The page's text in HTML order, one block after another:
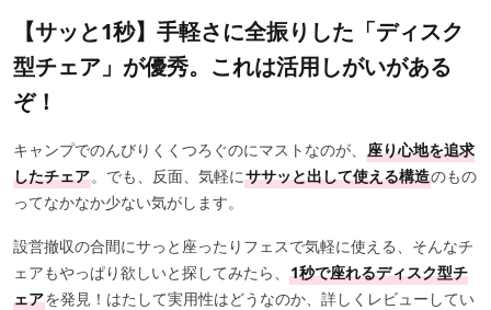
【サッと1秒】手軽さに全振りした「ディスク
型チェア」が優秀。これは活用しがいがある
ぞ！
キャンプでのんびりくくつろぐのにマストなのが、 座り心地を追求
したチェア。でも、反面、気軽にササッと出して使える構造のもの
ってなかなか少ない気がします。
設営撤収の合間にサっと座ったりフェスで気軽に使える、そんなチ
ェアもやっぱり欲しいと探してみたら、 1秒で座れるディスク型チ
ェアを発見！はたして実用性はどうなのか、詳しくレビューしてい